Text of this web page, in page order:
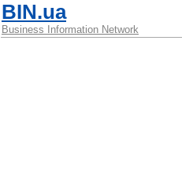
BIN.ua
Business Information Network